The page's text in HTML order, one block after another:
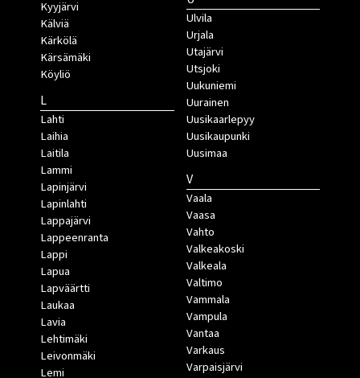
Kyyjärvi
Kälviä
Kärkölä
Kärsämäki
Köyliö
L
Lahti
Laihia
Laitila
Lammi
Lapinjärvi
Lapinlahti
Lappajärvi
Lappeenranta
Lappi
Lapua
Lapväärtti
Laukaa
Lavia
Lehtimäki
Leivonmäki
Lemi
Ulvila
Urjala
Utajärvi
Utsjoki
Uukuniemi
Uurainen
Uusikaarlepyy
Uusikaupunki
Uusimaa
V
Vaala
Vaasa
Vahto
Valkeakoski
Valkeala
Valtimo
Vammala
Vampula
Vantaa
Varkaus
Varpaisjärvi